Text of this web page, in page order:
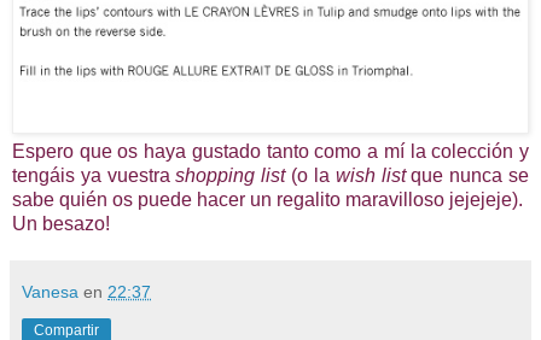
Espero que os haya gustado tanto como a mí la colección y
tengáis ya vuestrashopping list(o la wish listque nunca se
sabe quién os puede hacer un regalito maravilloso jejejeje).
Un besazo!
Vanesa en 22:37
Compartir